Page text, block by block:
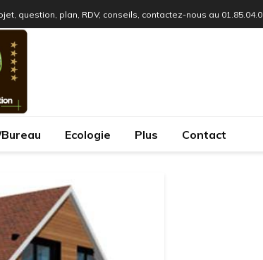
question, plan, RDV, conseils, contactez-nous au
Ecologie Plus Contact